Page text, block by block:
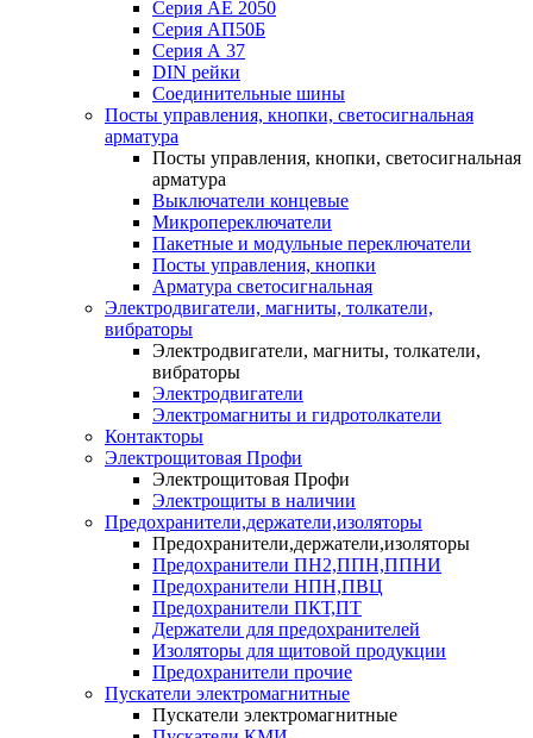
Серия АЕ 2050
Серия АП50Б
Серия А 37
DIN рейки
Соединительные шины
Посты управления, кнопки, светосигнальная
арматура
Посты управления, кнопки, светосигнальная
арматура
Выключатели концевые
Микропереключатели
Пакетные и модульные переключатели
Посты управления, кнопки
Арматура светосигнальная
Электродвигатели, магниты, толкатели,
вибраторы
Электродвигатели, магниты, толкатели,
вибраторы
Электродвигатели
Электромагниты и гидротолкатели
Контакторы
Электрощитовая Профи
Электрощитовая Профи
Электрощиты в наличии
Предохранители,держатели,изоляторы
Предохранители,держатели,изоляторы
Предохранители ПН2,ППН,ППНИ
Предохранители НПН,ПВЦ
Предохранители ПКТ,ПТ
Держатели для предохранителей
Изоляторы для щитовой продукции
Предохранители прочие
Пускатели электромагнитные
Пускатели электромагнитные